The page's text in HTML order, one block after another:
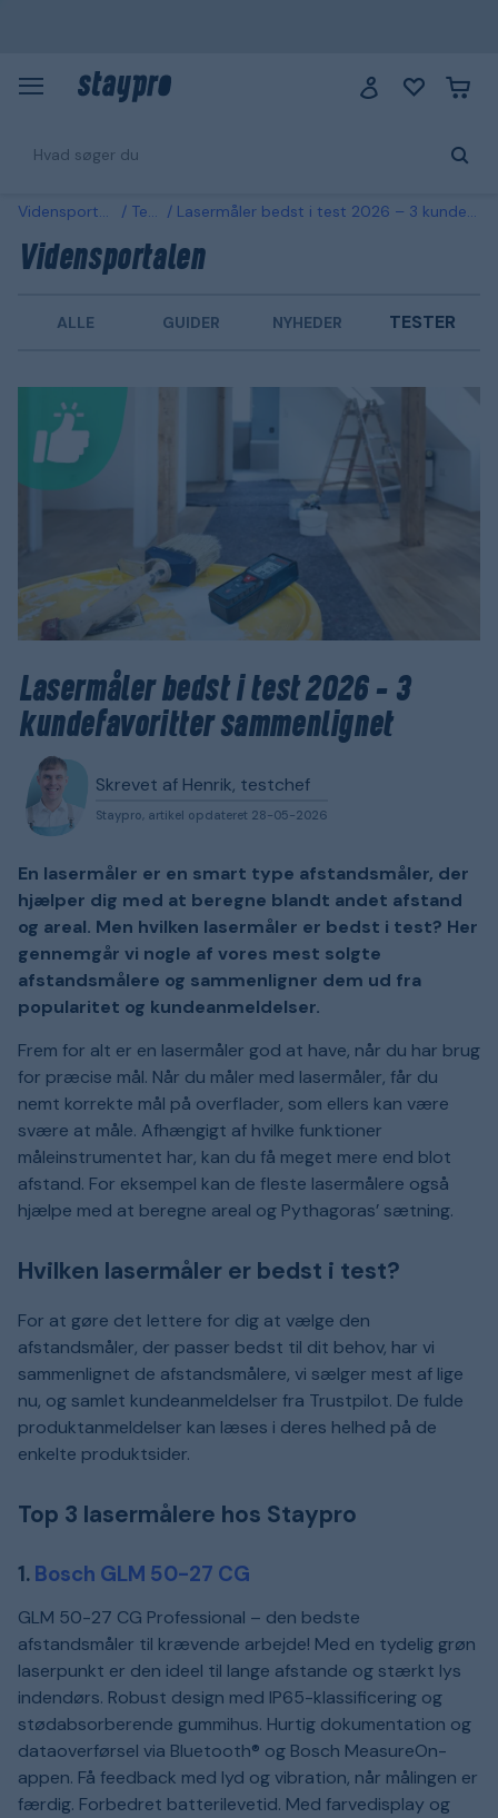
Vidensportalen Tester Lasermåler bedst i test 2026 – 3 kundefavoritter sammenlignet
Vidensportalen
ALLE GUIDER NYHEDER TESTER
Lasermåler bedst i test 2026 – 3
kundefavoritter sammenlignet
Skrevet af Henrik, testchef
Staypro, artikel opdateret 28-05-2026
En lasermåler er en smart type afstandsmåler, der
hjælper dig med at beregne blandt andet afstand
og areal. Men hvilken lasermåler er bedst i test? Her
gennemgår vi nogle af vores mest solgte
afstandsmålere og sammenligner dem ud fra
popularitet og kundeanmeldelser.
Frem for alt er en lasermåler god at have, når du har brug
for præcise mål. Når du måler med lasermåler, får du
nemt korrekte mål på overflader, som ellers kan være
svære at måle. Afhængigt af hvilke funktioner
måleinstrumentet har, kan du få meget mere end blot
afstand. For eksempel kan de fleste lasermålere også
hjælpe med at beregne areal og Pythagoras’ sætning.
Hvilken lasermåler er bedst i test?
For at gøre det lettere for dig at vælge den
afstandsmåler, der passer bedst til dit behov, har vi
sammenlignet de afstandsmålere, vi sælger mest af lige
nu, og samlet kundeanmeldelser fra Trustpilot. De fulde
produktanmeldelser kan læses i deres helhed på de
enkelte produktsider.
Top 3 lasermålere hos Staypro
1. Bosch GLM 50-27 CG
GLM 50-27 CG Professional – den bedste
afstandsmåler til krævende arbejde! Med en tydelig grøn
laserpunkt er den ideel til lange afstande og stærkt lys
indendørs. Robust design med IP65-klassificering og
stødabsorberende gummihus. Hurtig dokumentation og
dataoverførsel via Bluetooth® og Bosch MeasureOn-
appen. Få feedback med lyd og vibration, når målingen er
færdig. Forbedret batterilevetid. Med farvedisplay og